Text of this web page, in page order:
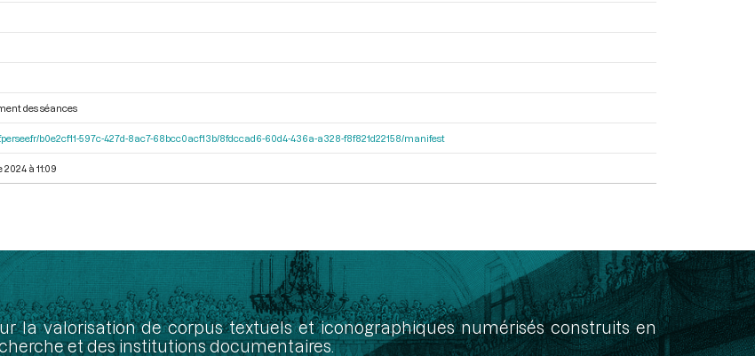
des séances
b0e2cf11-597c-427d-8ac7-68bcc0acf13b/8fdccad6-60d4-436a-a328-f8f821d22158/manifest
2024 à 11:09
la valorisation de corpus textuels et iconographiques numérisés construits en
et des institutions documentaires.